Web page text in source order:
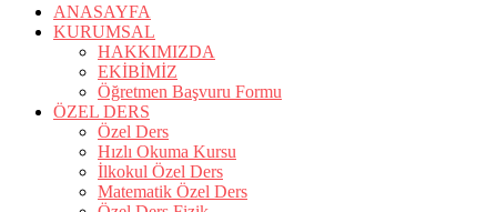
ANASAYFA
KURUMSAL
HAKKIMIZDA
EKİBİMİZ
Öğretmen Başvuru Formu
ÖZEL DERS
Özel Ders
Hızlı Okuma Kursu
İlkokul Özel Ders
Matematik Özel Ders